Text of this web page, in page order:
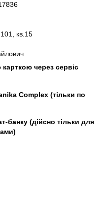
кв.15
через сервіс
Complex (тільки по
банку (дійсно тільки для